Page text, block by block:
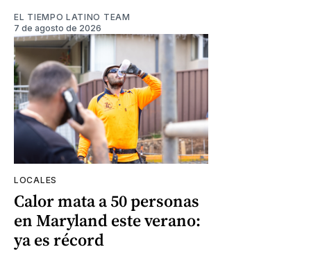
EL TIEMPO LATINO TEAM
7 de agosto de 2026
LOCALES
Calor mata a 50 personas
en Maryland este verano:
ya es récord